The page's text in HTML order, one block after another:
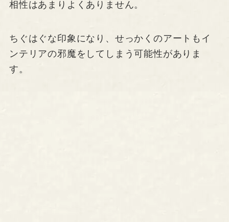
相性はあまりよくありません。
ちぐはぐな印象になり、せっかくのアートもイ
ンテリアの邪魔をしてしまう可能性がありま
す。